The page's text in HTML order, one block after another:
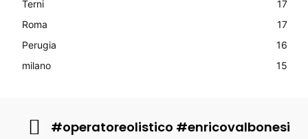
Terni
17
Roma
17
Perugia
16
milano
15
#operatoreolistico #enricovalbonesi